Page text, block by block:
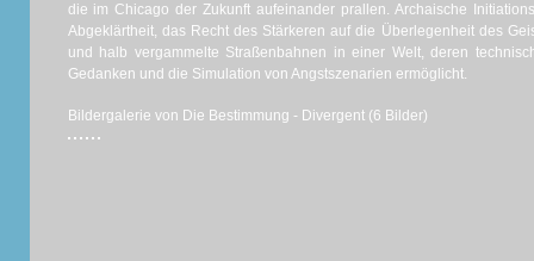
die im Chicago der Zukunft aufeinander prallen. Archaische
Abgeklärtheit, das Recht des Stärkeren auf die Überlegenheit des
und halb vergammelte Straßenbahnen in einer Welt, deren
Gedanken und die Simulation von Angstszenarien ermöglicht.
Bildergalerie von Die Bestimmung - Divergent (6 Bilder)